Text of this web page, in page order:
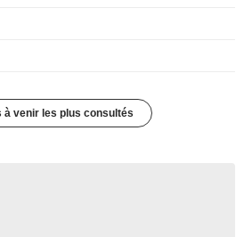
à venir les plus consultés